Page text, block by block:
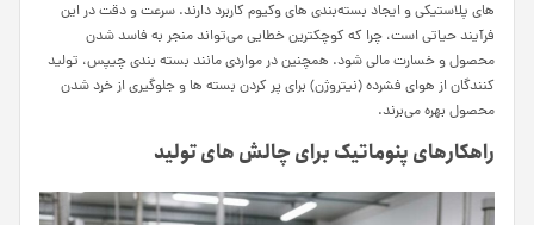
های پلاستیکی و ایجاد بسته‌بندی‌ های وکیوم کاربرد دارند. سرعت و دقت در این
فرآیند حیاتی است، چرا که کوچکترین خطایی می‌تواند منجر به فاسد شدن
محصول و خسارت مالی شود. همچنین در مواردی مانند بسته‌ بندی چیپس، تولید
کنندگان از هوای فشرده (نیتروژن) برای پر کردن بسته‌ ها و جلوگیری از خرد شدن
محصول بهره می‌برند.
راهکارهای پنوماتیک برای چالش‌ های تولید